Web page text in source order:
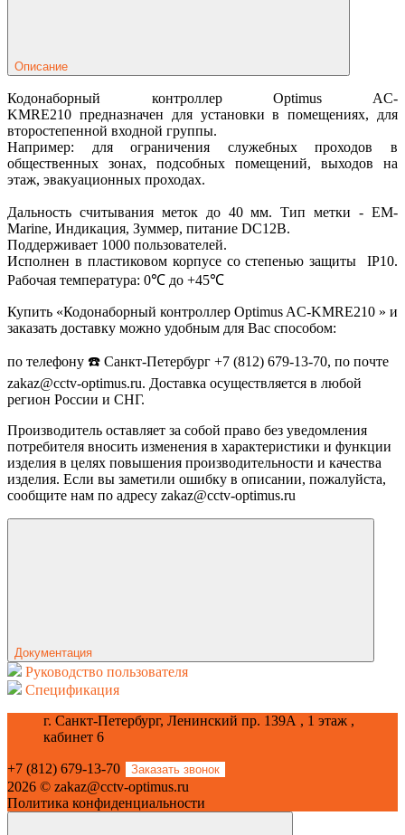
Описание
Кодонаборный контроллер Optimus AC-
KMRE210 предназначен для установки в помещениях, для
второстепенной входной группы.
Например: для ограничения служебных проходов в
общественных зонах, подсобных помещений, выходов на
этаж, эвакуационных проходах.
Дальность считывания меток до 40 мм. Тип метки - EM-
Marine, Индикация, Зуммер, питание DC12В.
Поддерживает 1000 пользователей.
Исполнен в пластиковом корпусе со степенью защиты IP10.
Рабочая температура: 0℃ до +45℃
Купить «Кодонаборный контроллер Optimus AC-KMRE210 » и
заказать доставку можно удобным для Вас способом:
по телефону ☎️ Санкт-Петербург +7 (812) 679-13-70, по почте
zakaz@cctv-optimus.ru. Доставка осуществляется в любой
регион России и СНГ.
Производитель оставляет за собой право без уведомления
потребителя вносить изменения в характеристики и функции
изделия в целях повышения производительности и качества
изделия. Если вы заметили ошибку в описании, пожалуйста,
сообщите нам по адресу zakaz@cctv-optimus.ru
Документация
Руководство пользователя
Спецификация
г. Санкт-Петербург, Ленинский пр. 139А , 1 этаж ,
кабинет 6
+7 (812) 679-13-70 Заказать звонок
2026 © zakaz@cctv-optimus.ru
Политика конфиденциальности